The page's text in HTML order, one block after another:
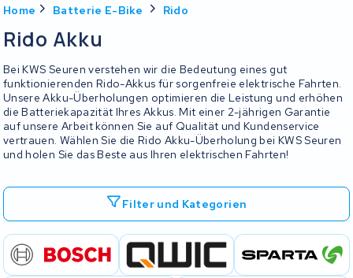
Home Batterie E-Bike Rido
Rido Akku
Bei KWS Seuren verstehen wir die Bedeutung eines gut
funktionierenden Rido-Akkus für sorgenfreie elektrische Fahrten.
Unsere Akku-Überholungen optimieren die Leistung und erhöhen
die Batteriekapazität Ihres Akkus. Mit einer 2-jährigen Garantie
auf unsere Arbeit können Sie auf Qualität und Kundenservice
vertrauen. Wählen Sie die Rido Akku-Überholung bei KWS Seuren
und holen Sie das Beste aus Ihren elektrischen Fahrten!
Filter und Kategorien
Ihr Warenkorb ist leer.
Immer eine passende Lösung 2 Jahre Garantie
Beginnen Sie mit der Eingabe in der Suchleiste, um zu suchen